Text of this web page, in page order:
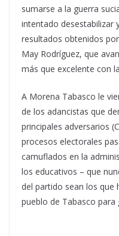
sumarse a la guerra
intentado desestabilizar
resultados obtenidos
May Rodríguez, que
más que excelente con
A Morena Tabasco le
de los adancistas que
principales adversarios
procesos electorales
camuflados en la
los educativos – que
del partido sean los que
pueblo de Tabasco para